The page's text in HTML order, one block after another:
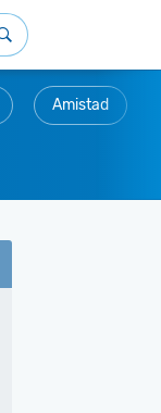
Amistad